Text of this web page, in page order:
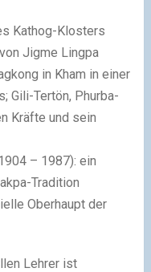
Kathog-Klosters
Jigme Lingpa
in Kham in einer
Gili-Tertön, Phurba-
Kräfte und sein
– 1987): ein
Tradition
Oberhaupt der
Lehrer ist